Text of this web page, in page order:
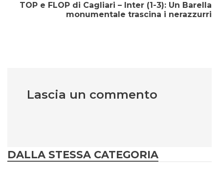
TOP e FLOP di Cagliari – Inter (1-3): Un Barella
monumentale trascina i nerazzurri
Lascia un commento
DALLA STESSA CATEGORIA